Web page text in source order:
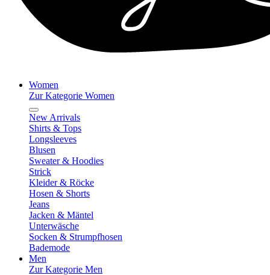
Women
Zur Kategorie Women
New Arrivals
Shirts & Tops
Longsleeves
Blusen
Sweater & Hoodies
Strick
Kleider & Röcke
Hosen & Shorts
Jeans
Jacken & Mäntel
Unterwäsche
Socken & Strumpfhosen
Bademode
Men
Zur Kategorie Men